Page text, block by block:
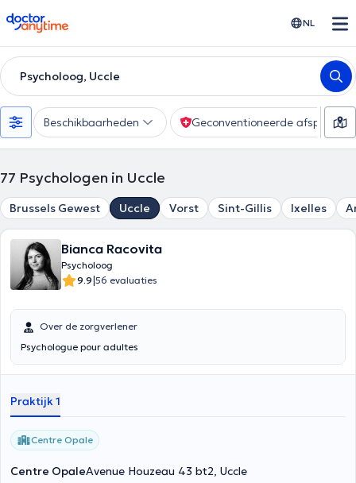
doctoranytime NL
Psycholoog, Uccle
Beschikbaarheden Geconventioneerde afspraak
77 Psychologen in Uccle
Brussels Gewest Uccle Vorst Sint-Gillis Ixelles
Bianca Racovita
Psycholoog
9.9|56 evaluaties
Over de zorgverlener
Psychologue pour adultes
Praktijk 1
Centre Opale
Centre OpaleAvenue Houzeau 43 bt2, Uccle